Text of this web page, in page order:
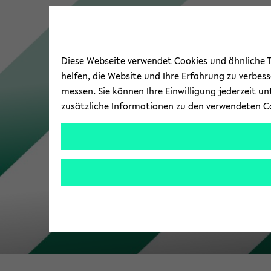
Diese Webseite verwendet Cookies und
helfen, die Website und Ihre Erfahrung zu
messen. Sie können Ihre Einwilligung jederzeit
zusätzliche Informationen zu den verwendeten